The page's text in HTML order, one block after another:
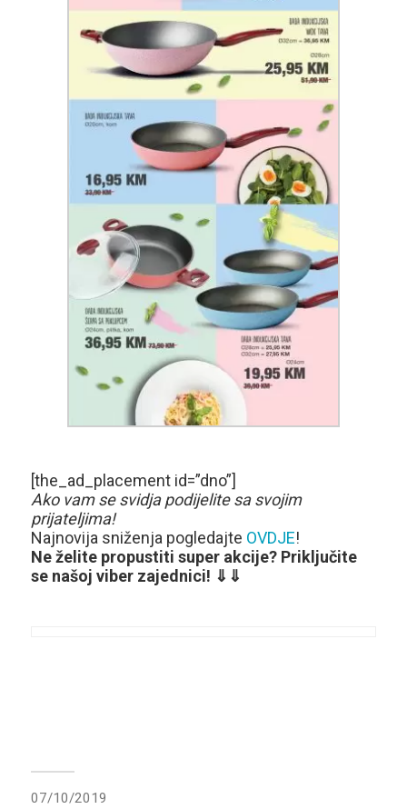
[the_ad_placement id=”dno”]
Ako vam se svidja podijelite sa svojim
prijateljima!
Najnovija sniženja pogledajte OVDJE!
Ne želite propustiti super akcije? Priključite
se našoj viber zajednici! ⇓⇓
07/10/2019